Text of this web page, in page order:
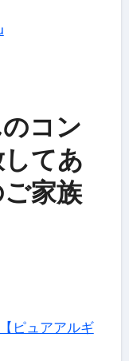
コン
てあ
家族
ピュアアルギ